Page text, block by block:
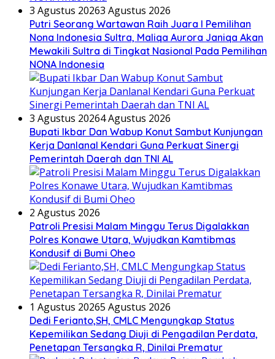
3 Agustus 20263 Agustus 2026
Putri Seorang Wartawan ‎Raih Juara I Pemilihan
Nona Indonesia Sultra, Maliqa Aurora Janiqa Akan
Mewakili Sultra di Tingkat Nasional Pada Pemilihan
NONA Indonesia
3 Agustus 20264 Agustus 2026
Bupati Ikbar Dan Wabup Konut Sambut Kunjungan
Kerja Danlanal Kendari Guna Perkuat Sinergi
Pemerintah Daerah dan TNI AL
2 Agustus 2026
Patroli Presisi Malam Minggu Terus Digalakkan
Polres Konawe Utara, Wujudkan Kamtibmas
Kondusif di Bumi Oheo
1 Agustus 20265 Agustus 2026
Dedi Ferianto,SH, CMLC Mengungkap Status
Kepemilikan Sedang Diuji di Pengadilan Perdata,
Penetapan Tersangka R, Dinilai Prematur